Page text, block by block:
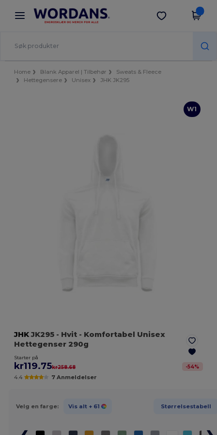
× Wordans-app
Bedre priser i appen!
Last ned app
Home Blank Apparel | Tilbehør
Sweats & Fleece
Hettegensere
Unisex JHK JK295
W1
JHKJK295 - Hvit - Komfortabel Unisex
Hettegenser 290g
Starter på
kr119.75kr258.68 -54%
4.4 7 Anmeldelser
Velg en farge: Vis alt + 61 Størrelsestabell